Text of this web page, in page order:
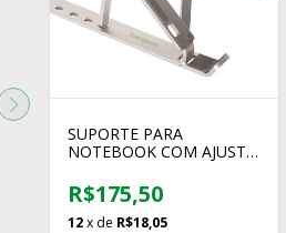
SUPORTE PARA
NOTEBOOK COM AJUSTE
AWE810GL
R$175,50
12x de R$18,05